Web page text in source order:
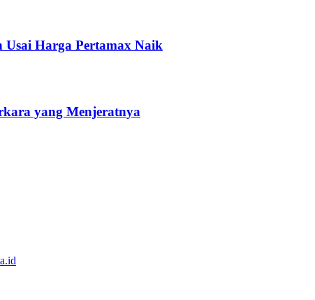
Harga Pertamax Naik
yang Menjeratnya